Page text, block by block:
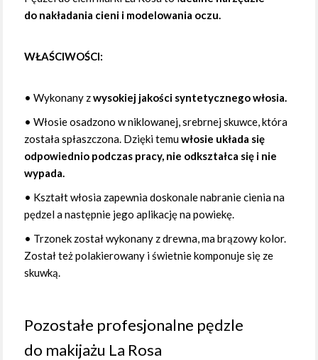
do nakładania cieni i modelowania oczu.
WŁAŚCIWOŚCI:
•Wykonany zwysokiej jakości syntetycznego włosia.
•Włosie osadzono w niklowanej, srebrnej skuwce, która
została spłaszczona. Dzięki temuwłosie układa się
odpowiednio podczas pracy, nie odkształca się i nie
wypada.
• Kształt włosia zapewnia doskonale nabranie cienia na
pędzel a następnie jego aplikację na powiekę.
• Trzonek został wykonany z drewna, ma brązowy kolor.
Został też polakierowany i świetnie komponuje się ze
skuwką.
Pozostałe profesjonalne pędzle
do makijażu La Rosa